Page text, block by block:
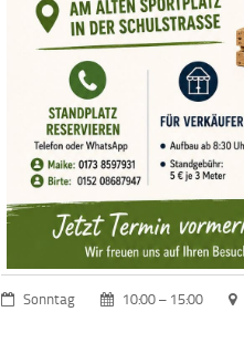
Sonntag 10:00 – 15:00